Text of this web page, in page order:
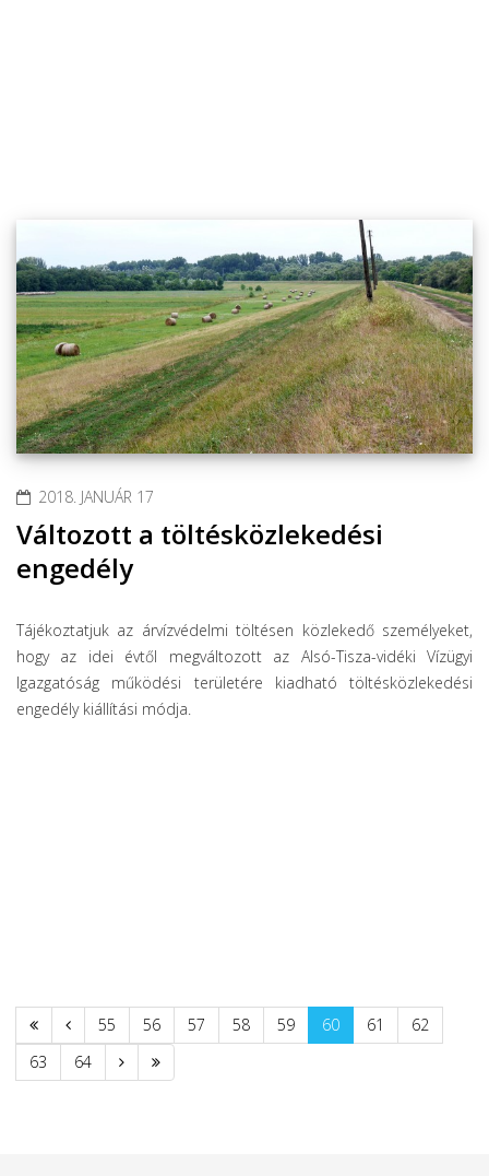
2018. JANUÁR 17
Változott a töltésközlekedési
engedély
Tájékoztatjuk az árvízvédelmi töltésen közlekedő személyeket,
hogy az idei évtől megváltozott az Alsó-Tisza-vidéki Vízügyi
Igazgatóság működési területére kiadható töltésközlekedési
engedély kiállítási módja.
55 56 57 58 59 60 61
62
63
64